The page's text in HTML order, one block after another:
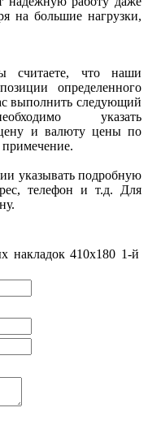
на большие нагрузки,
считаете, что наши
определенного
выполнить следующий
указать
цену и валюту цены по
указывать подробную
телефон и т.д. Для
накладок 410x180 1-й